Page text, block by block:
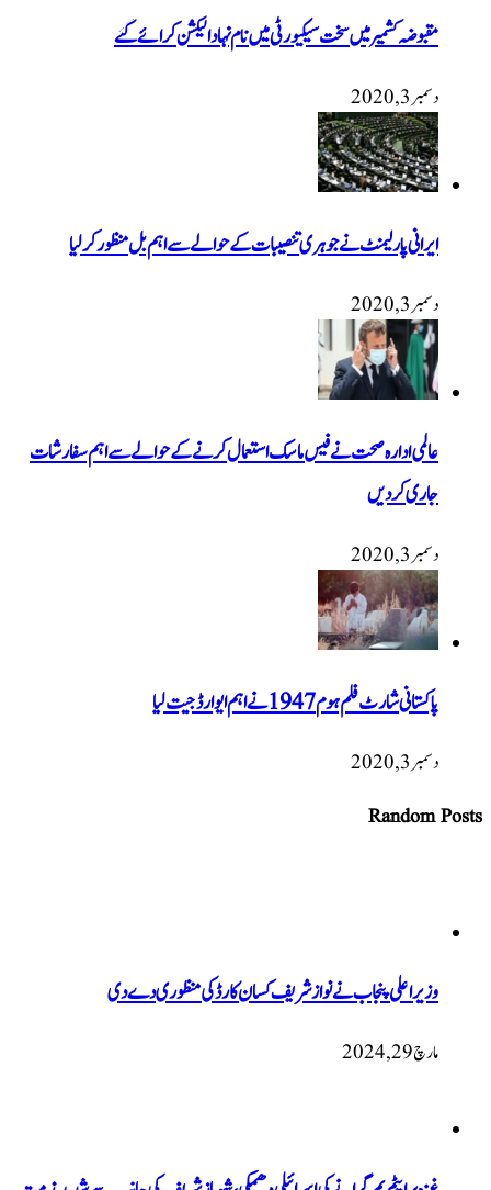
مقبوضہ کشمیر میں سخت سیکیورٹی میں نام نہاد الیکشن کرائے گئے
دسمبر 3, 2020
ایرانی پارلیمنٹ نے جوہری تنصیبات کے حوالے سے اہم بل منظور کرلیا
دسمبر 3, 2020
عالمی ادارہ صحت نے فیس ماسک استعمال کرنے کے حوالے سے اہم سفارشات
جاری کردیں
دسمبر 3, 2020
پاکستانی شارٹ فلم ہوم 1947 نےاہم ایوارڈ جیت لیا
دسمبر 3, 2020
Random Posts
وزیراعلی پنجاب نے نوازشریف کسان کارڈ کی منظوری دے دی
مارچ 29, 2024